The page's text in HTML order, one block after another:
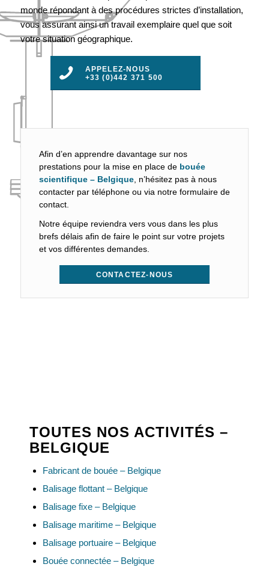
monde répondant à des procédures strictes d’installation,
vous assurant ainsi un travail exemplaire quel que soit
votre situation géographique.
APPELEZ-NOUS
+33 (0)442 371 500
Afin d’en apprendre davantage sur nos
prestations pour la mise en place de bouée
scientifique – Belgique, n’hésitez pas à nous
contacter par téléphone ou via notre formulaire de
contact.
Notre équipe reviendra vers vous dans les plus
brefs délais afin de faire le point sur votre projets
et vos différentes demandes.
CONTACTEZ-NOUS
TOUTES NOS ACTIVITÉS –
BELGIQUE
Fabricant de bouée – Belgique
Balisage flottant – Belgique
Balisage fixe – Belgique
Balisage maritime – Belgique
Balisage portuaire – Belgique
Bouée connectée – Belgique